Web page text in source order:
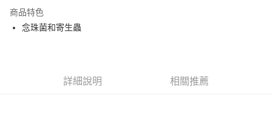
Apple Pay
商品特色
念珠菌和寄生蟲
詳細說明 相關推薦